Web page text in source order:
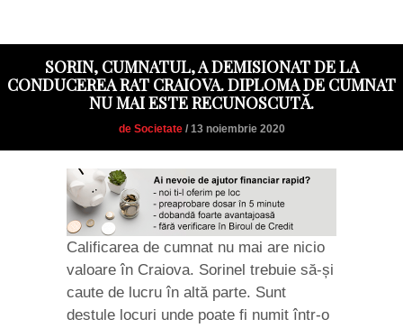
SORIN, CUMNATUL, A DEMISIONAT DE LA
CONDUCEREA RAT CRAIOVA. DIPLOMA DE CUMNAT
NU MAI ESTE RECUNOSCUTĂ.
de Societate/ 13 noiembrie 2020
Calificarea de cumnat nu mai are nicio
valoare în Craiova. Sorinel trebuie să-și
caute de lucru în altă parte. Sunt
destule locuri unde poate fi numit într-o